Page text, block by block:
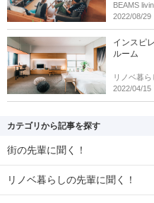
BEAMS
2022/08/29
インスピ
ルーム
リノベ暮ら
2022/04/15
カテゴリから記事を探す
街の先輩に聞く！
リノベ暮らしの先輩に聞く！